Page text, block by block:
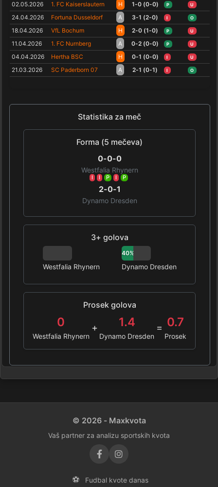
02.05.2026 1. FC Kaiserslautern H 1-0 (0-0) P U
24.04.2026 Fortuna Dusseldorf A 3-1 (2-0) I O
18.04.2026 VfL Bochum H 2-0 (1-0) P U
11.04.2026 1. FC Nurnberg A 0-2 (0-0) P U
04.04.2026 Hertha BSC H 0-1 (0-0) I U
21.03.2026 SC Paderborn 07 A 2-1 (0-1) I O
Statistika za meč
Forma (5 mečeva)
0-0-0
Westfalia Rhynern
I I P I P
2-0-1
Dynamo Dresden
3+ golova
Westfalia Rhynern
40%
Dynamo Dresden
Prosek golova
0
Westfalia Rhynern
+ 1.4
Dynamo Dresden
= 0.7
Prosek
© 2026 - Maxkvota
Vaš partner za analizu sportskih kvota
⚽ Fudbal kvote danas